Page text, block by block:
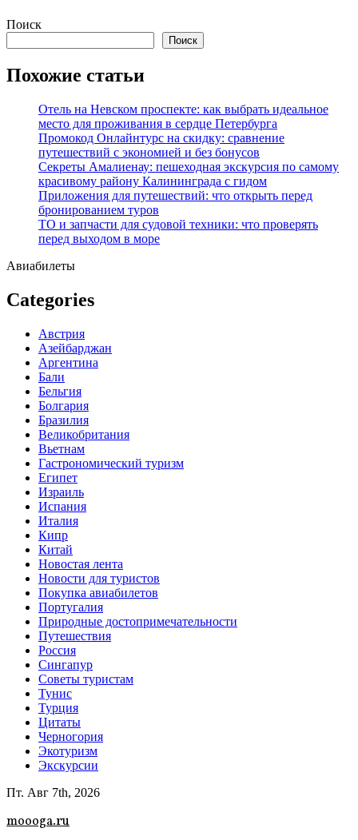
Перейти
содержимому
Поиск
Поиск
Похожие статьи
Отель на Невском проспекте: как выбрать идеальное
место для проживания в сердце Петербурга
Промокод Онлайнтурс на скидку: сравнение
путешествий с экономией и без бонусов
Секреты Амалиенау: пешеходная экскурсия по самому
красивому району Калининграда с гидом
Приложения для путешествий: что открыть перед
бронированием туров
ТО и запчасти для судовой техники: что проверять
перед выходом в море
Авиабилеты
Categories
Австрия
Азейбарджан
Аргентина
Бали
Бельгия
Болгария
Бразилия
Великобритания
Вьетнам
Гастрономический туризм
Египет
Израиль
Испания
Италия
Кипр
Китай
Новостая лента
Новости для туристов
Покупка авиабилетов
Португалия
Природные достопримечательности
Путешествия
Россия
Сингапур
Советы туристам
Тунис
Турция
Цитаты
Черногория
Экотуризм
Экскурсии
Пт. Авг 7th, 2026
moooga.ru